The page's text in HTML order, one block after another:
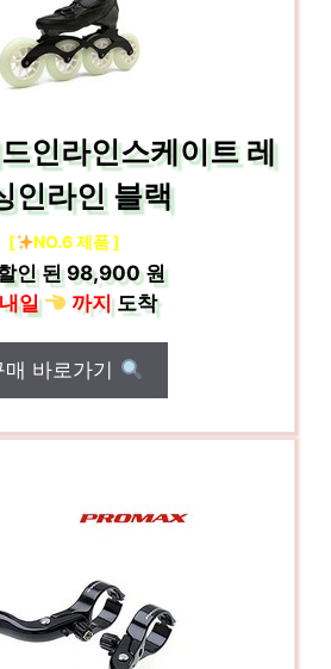
인라인스케이트 레
인라인 블랙
[ NO.6 제품 ]
인 된98,900 원
내일
까지도착
매 바로가기